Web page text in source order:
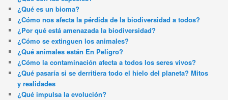
¿Qué es un bioma?
¿Cómo nos afecta la pérdida de la biodiversidad a todos?
¿Por qué está amenazada la biodiversidad?
¿Cómo se extinguen los animales?
¿Qué animales están En Peligro?
¿Cómo la contaminación afecta a todos los seres vivos?
¿Qué pasaría si se derritiera todo el hielo del planeta? Mitos
y realidades
¿Qué impulsa la evolución?